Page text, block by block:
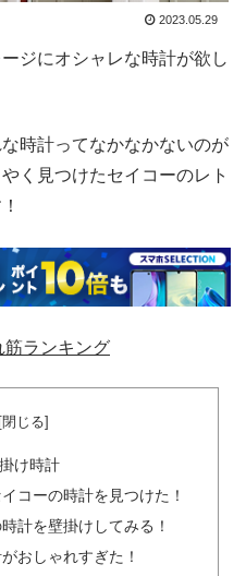
2023.05.29
ジにオシャレな時計が欲し
時計ってなかなかないのが
く見つけたセイコーのレト
筋ランキング
け時計
コーの時計を見つけた！
計を壁掛けしてみる！
おしゃれすぎた！